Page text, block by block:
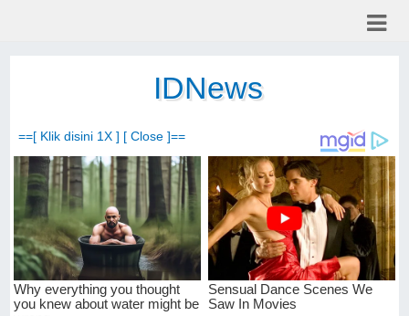
IDNews
==[ Klik disini 1X ] [ Close ]==